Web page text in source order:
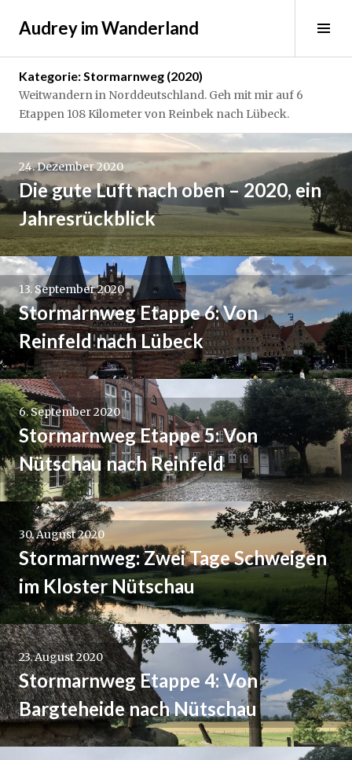
zumAudrey im Wanderland
Kategorie:Stormarnweg (2020)
Weitwandern in Norddeutschland. Geh mit mir auf 6
Etappen 108 Kilometer von Reinbek nach Lübeck.
24. Dezember 2020
Die gute Luft nach oben – 2020, ein
Jahresrückblick
13. September 2020
Stormarnweg Etappe 6: Von
Reinfeld nach Lübeck
6. September 2020
Stormarnweg Etappe 5: Von
Nütschau nach Reinfeld
30. August 2020
Stormarnweg: Zwei Tage Schweigen
im Kloster Nütschau
23. August 2020
Stormarnweg Etappe 4: Von
Bargteheide nach Nütschau